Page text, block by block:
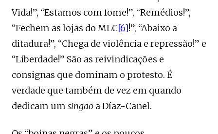
Vida!”, “Estamos com fome!”, “Remédios!”,
“Fechem as lojas do MLC[6]!”, “Abaixo a
ditadura!”, “Chega de violência e repressão!” e
“Liberdade!” São as reivindicações e
consignas que dominam o protesto. É
verdade que também de vez em quando
dedicam um singao a Díaz-Canel.